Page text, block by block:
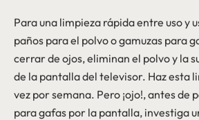
Para una limpieza rápida entre uso y
paños para el polvo o gamuzas para
cerrar de ojos, eliminan el polvo y la
de la pantalla del televisor. Haz esta
vez por semana. Pero ¡ojo!, antes de
para gafas por la pantalla, investiga